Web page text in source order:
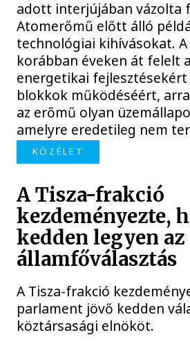
adott interjújában vázolta
Atomerőmű előtt álló
technológiai kihívásokat. A
korábban éveken át felelt
energetikai fejlesztésekért
blokkok működéséért,
az erőmű olyan
amelyre eredetileg nem
KÖZÉLET
A Tisza-frakció
kezdeményezte,
kedden legyen az
államfőválasztás
A Tisza-frakció
parlament jövő kedden
köztársasági elnököt.